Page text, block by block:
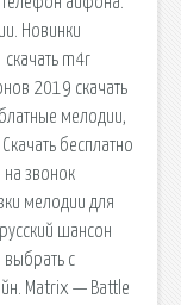
Новинки
m4r
2019 скачать
мелодии,
бесплатно
звонок
мелодии для
шансон
с
Matrix — Battle